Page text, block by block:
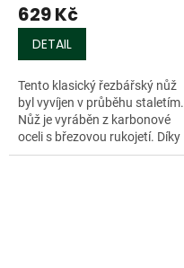
629 Kč
DETAIL
Tento klasický řezbářský nůž
byl vyvíjen v průběhu staletím.
Nůž je vyráběn z karbonové
oceli s březovou rukojetí. Díky
kovové krytce mezi čepelí a